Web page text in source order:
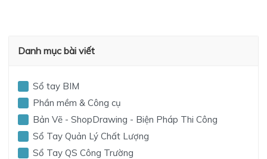
Danh mục bài viết
Sổ tay BIM
Phần mềm & Công cụ
Bản Vẽ - ShopDrawing - Biện Pháp Thi Công
Sổ Tay Quản Lý Chất Lượng
Sổ Tay QS Công Trường